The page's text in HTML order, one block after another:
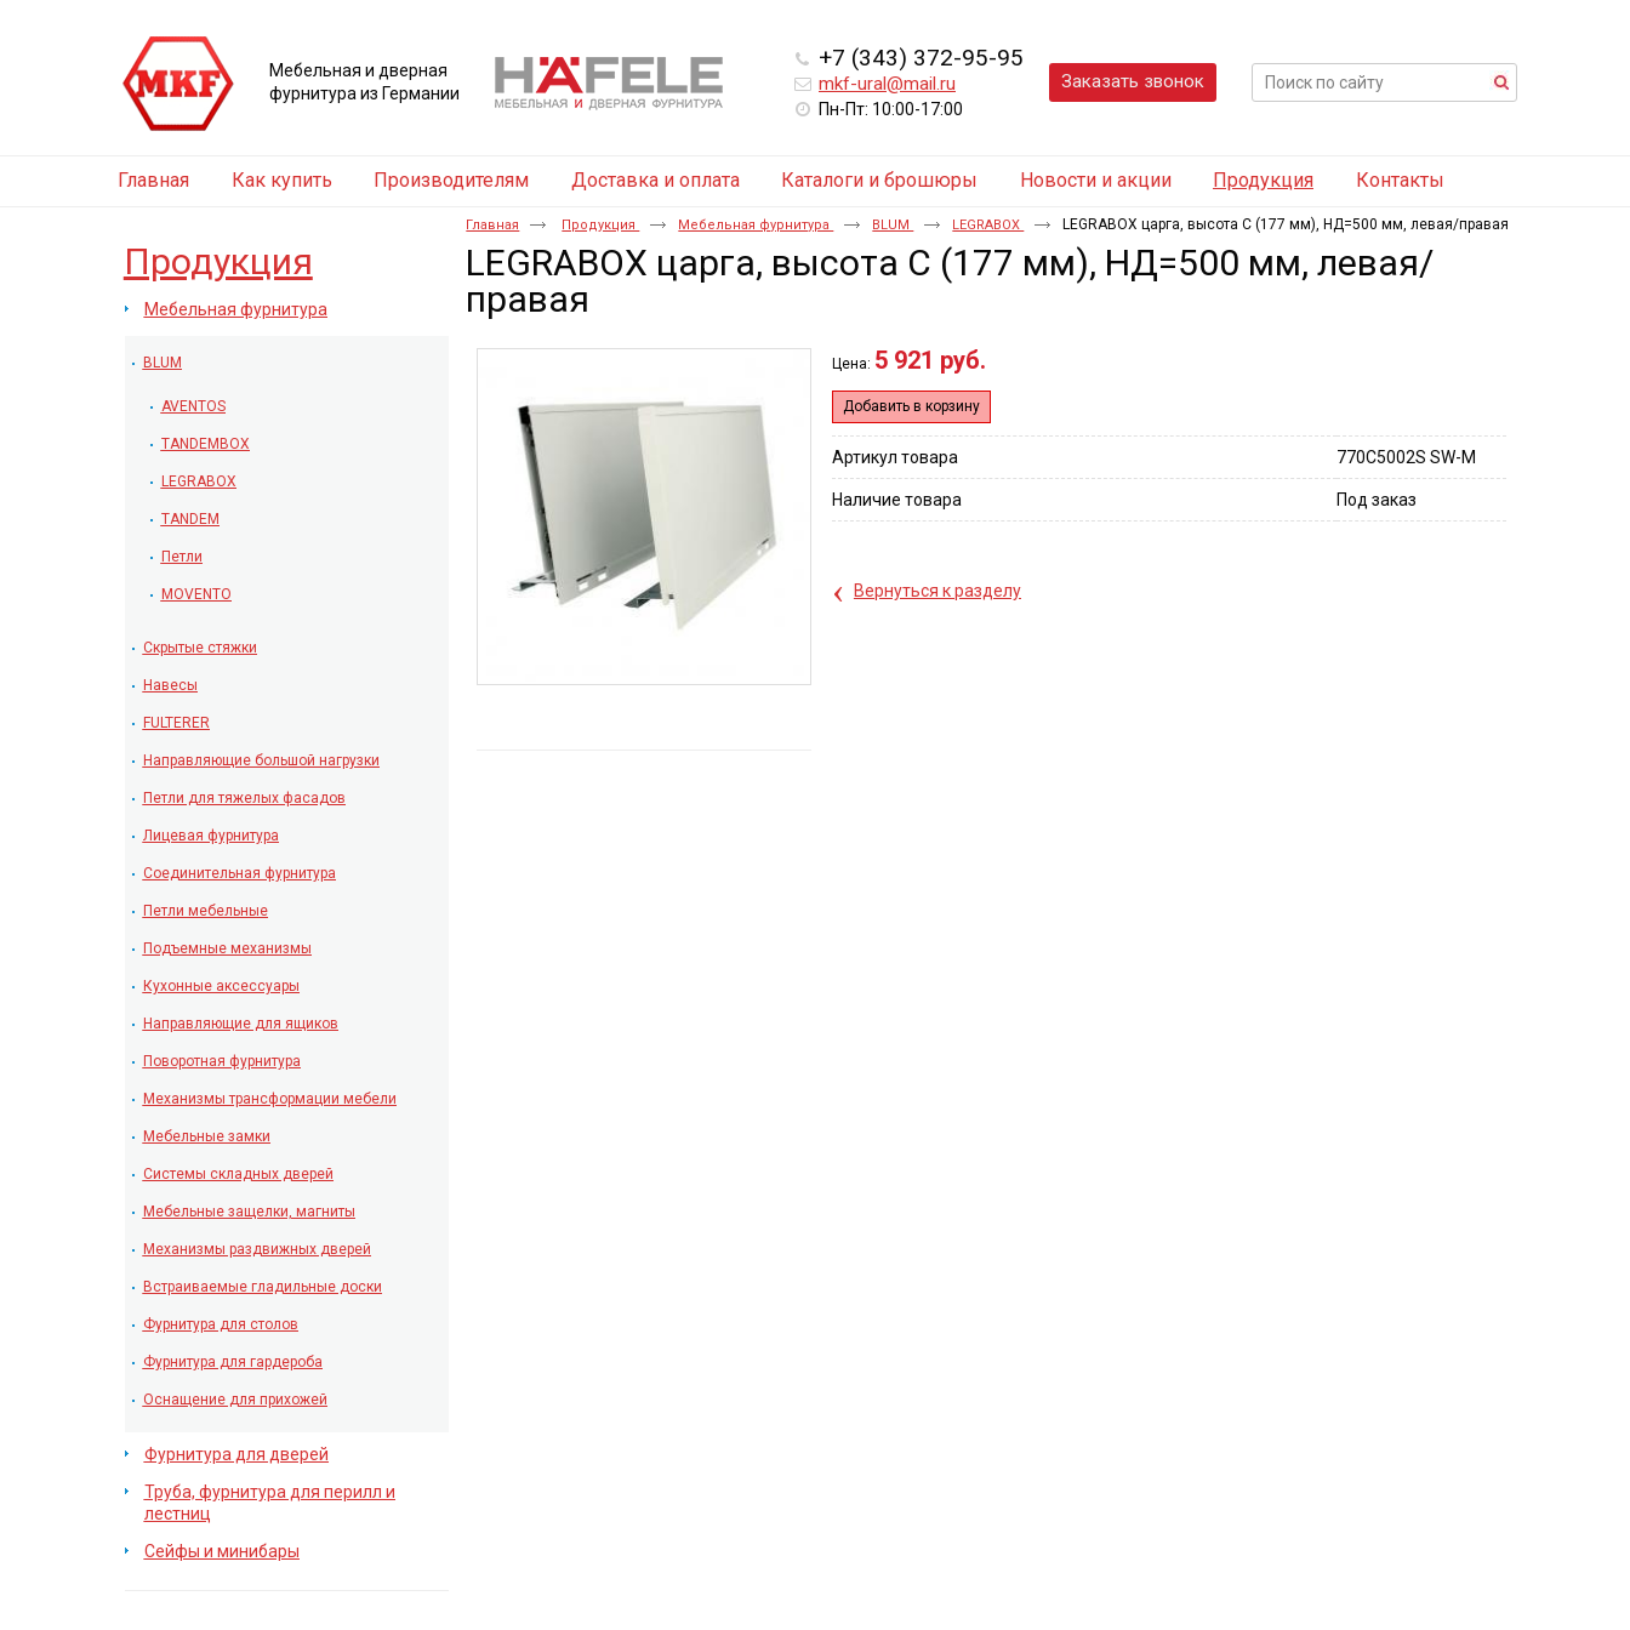
+7 (343) 372-95-95
mkf-ural@mail.ru
Пн-Пт: 10:00-17:00
Заказать звонок
Мебельная и дверная
фурнитура из Германии
Главная Как купить Производителям Доставка и оплата Каталоги и брошюры Новости и акции Продукция Контакты
Продукция
Мебельная фурнитура
BLUM
AVENTOS
TANDEMBOX
LEGRABOX
TANDEM
Петли
MOVENTO
Скрытые стяжки
Навесы
FULTERER
Направляющие большой нагрузки
Петли для тяжелых фасадов
Лицевая фурнитура
Соединительная фурнитура
Петли мебельные
Подъемные механизмы
Кухонные аксессуары
Направляющие для ящиков
Поворотная фурнитура
Механизмы трансформации мебели
Мебельные замки
Системы складных дверей
Мебельные защелки, магниты
Механизмы раздвижных дверей
Встраиваемые гладильные доски
Фурнитура для столов
Фурнитура для гардероба
Оснащение для прихожей
Фурнитура для дверей
Труба, фурнитура для перилл и
лестниц
Сейфы и минибары
Главная Продукция Мебельная фурнитура BLUM LEGRABOX LEGRABOX царга, высота C (177 мм), НД=500 мм, левая/правая
LEGRABOX царга, высота C (177 мм), НД=500 мм, левая/
правая
Цена: 5 921 руб.
Добавить в корзину
Артикул товара 770C5002S SW-M
Наличие товара Под заказ
‹ Вернуться к разделу